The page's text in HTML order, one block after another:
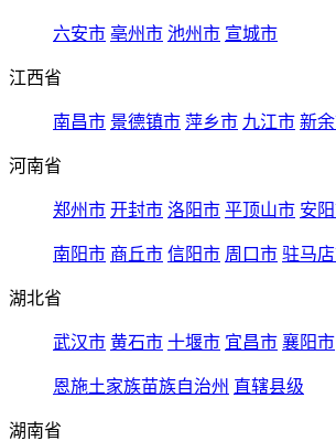
六安市 亳州市 池州市 宣城市
江西省
南昌市 景德镇市 萍乡市 九江市 新
河南省
郑州市 开封市 洛阳市 平顶山市 安
南阳市 商丘市 信阳市 周口市 驻马
湖北省
武汉市 黄石市 十堰市 宜昌市 襄阳市
恩施土家族苗族自治州 直辖县级
湖南省